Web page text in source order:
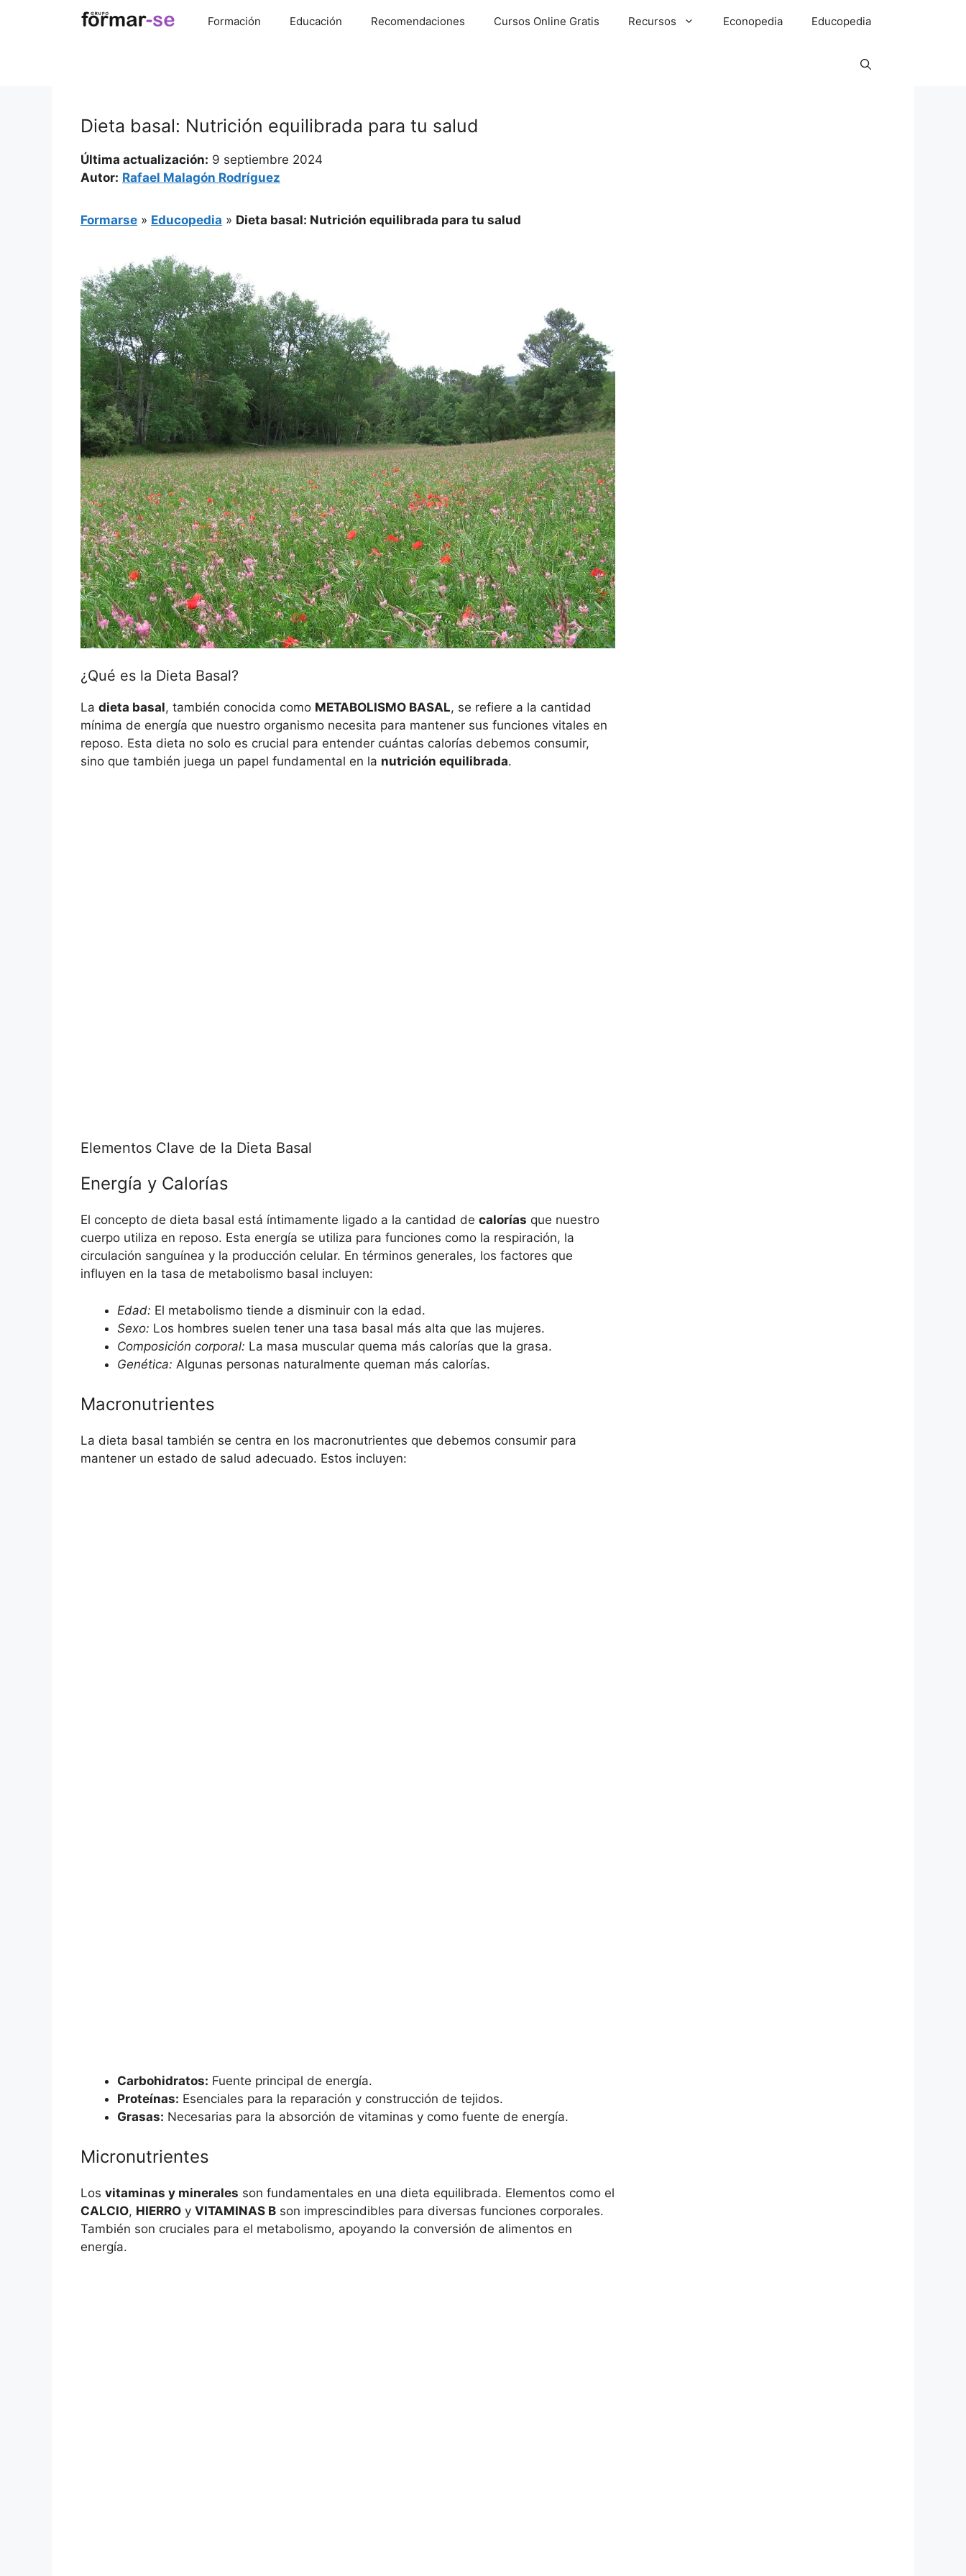
Formación Educación Recomendaciones Cursos Online Gratis Recursos Econopedia Educopedia
Dieta basal: Nutrición equilibrada para tu salud
Última actualización: 9 septiembre 2024
Autor: Rafael Malagón Rodríguez
Formarse » Educopedia » Dieta basal: Nutrición equilibrada para tu salud
¿Qué es la Dieta Basal?
La dieta basal, también conocida como METABOLISMO BASAL, se refiere a la cantidad
mínima de energía que nuestro organismo necesita para mantener sus funciones vitales en
reposo. Esta dieta no solo es crucial para entender cuántas calorías debemos consumir,
sino que también juega un papel fundamental en la nutrición equilibrada.
Elementos Clave de la Dieta Basal
Energía y Calorías
El concepto de dieta basal está íntimamente ligado a la cantidad de calorías que nuestro
cuerpo utiliza en reposo. Esta energía se utiliza para funciones como la respiración, la
circulación sanguínea y la producción celular. En términos generales, los factores que
influyen en la tasa de metabolismo basal incluyen:
Edad: El metabolismo tiende a disminuir con la edad.
Sexo: Los hombres suelen tener una tasa basal más alta que las mujeres.
Composición corporal: La masa muscular quema más calorías que la grasa.
Genética: Algunas personas naturalmente queman más calorías.
Macronutrientes
La dieta basal también se centra en los macronutrientes que debemos consumir para
mantener un estado de salud adecuado. Estos incluyen:
Carbohidratos: Fuente principal de energía.
Proteínas: Esenciales para la reparación y construcción de tejidos.
Grasas: Necesarias para la absorción de vitaminas y como fuente de energía.
Micronutrientes
Los vitaminas y minerales son fundamentales en una dieta equilibrada. Elementos como el
CALCIO, HIERRO y VITAMINAS B son imprescindibles para diversas funciones corporales.
También son cruciales para el metabolismo, apoyando la conversión de alimentos en
energía.